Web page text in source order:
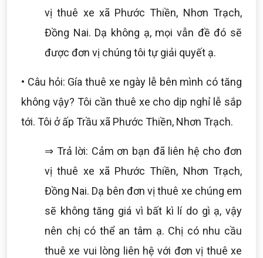
vị thuê xe xã Phước Thiền, Nhơn Trạch,
Đồng Nai. Dạ không ạ, mọi vẫn đề đó sẽ
được đơn vị chúng tôi tự giải quyết ạ.
• Câu hỏi: Gía thuê xe ngày lễ bên mình có tăng
không vậy? Tôi cần thuê xe cho dịp nghỉ lễ sắp
tới. Tôi ở ấp Trầu xã Phước Thiền, Nhơn Trạch.
⇒ Trả lời: Cảm ơn bạn đã liên hệ cho đơn
vị thuê xe xã Phước Thiền, Nhơn Trạch,
Đồng Nai. Dạ bên đơn vị thuê xe chúng em
sẽ không tăng giá vì bất kì lí do gì ạ, vậy
nên chị có thể an tâm ạ. Chị có nhu cầu
thuê xe vui lòng liên hệ với đơn vị thuê xe